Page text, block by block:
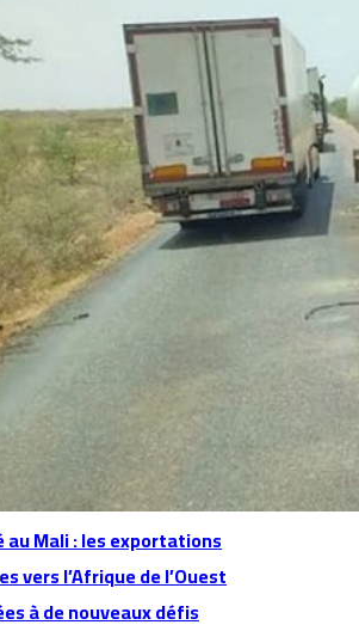
Mali : les exportations
vers l’Afrique de l’Ouest
à de nouveaux défis